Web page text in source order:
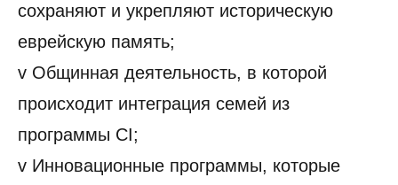
сохраняют и укрепляют историческую
еврейскую память;
v Общинная деятельность, в которой
происходит интеграция семей из
программы CI;
v Инновационные программы, которые